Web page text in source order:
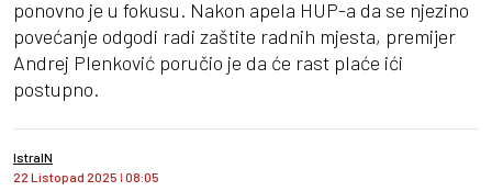
ponovno je u fokusu. Nakon apela HUP-a da se njezino
povećanje odgodi radi zaštite radnih mjesta, premijer
Andrej Plenković poručio je da će rast plaće ići
postupno.
IstraIN
22 Listopad 2025 I 08:05